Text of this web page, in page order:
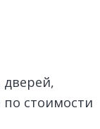
дверей,
стоимости